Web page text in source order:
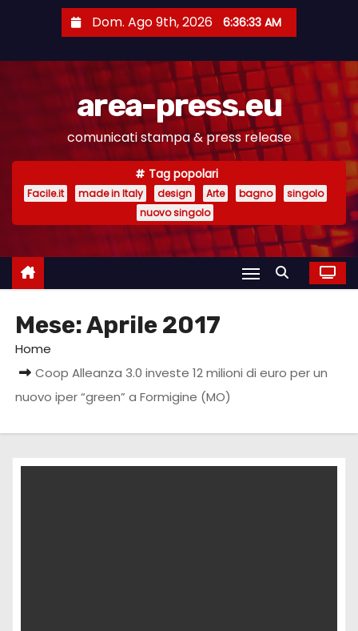
e
Dom. Ago 9th, 2026 6:36:34 AM
area-press.eu
comunicati stampa & press release
Tag popolari
Facile.it made in Italy design Arte bagno
singolo
nuovo singolo
Mese:Aprile 2017
Home
Coop Alleanza 3.0 investe 12 milioni di euro per un
nuovo iper “green” a Formigine (MO)